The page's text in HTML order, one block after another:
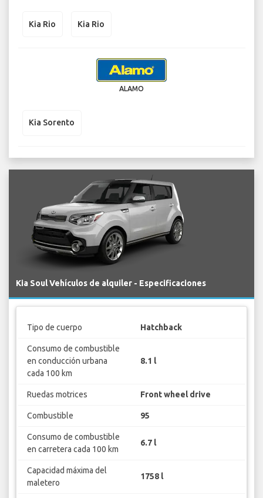
Kia Rio Kia Rio
ALAMO
Kia Sorento
Kia Soul Vehículos de alquiler - Especificaciones
Tipo de cuerpo Hatchback
Consumo de combustible
en conducción urbana
cada 100 km
8.1 l
Ruedas motrices Front wheel drive
Combustible 95
Consumo de combustible
en carretera cada 100 km
6.7 l
Capacidad máxima del
maletero
1758 l